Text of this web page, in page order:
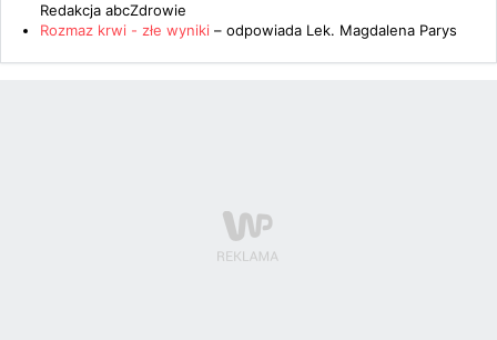
Redakcja abcZdrowie
Rozmaz krwi - złe wyniki – odpowiada Lek. Magdalena Parys